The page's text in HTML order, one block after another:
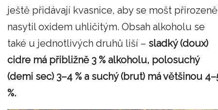
ještě přidávají kvasnice, aby se mošt přirozeně
nasytil oxidem uhličitým. Obsah alkoholu se
také u jednotlivých druhů liší – sladký (doux)
cidre má přibližně 3 % alkoholu, polosuchý
(demi sec) 3–4 % a suchý (brut) má většinou
%.